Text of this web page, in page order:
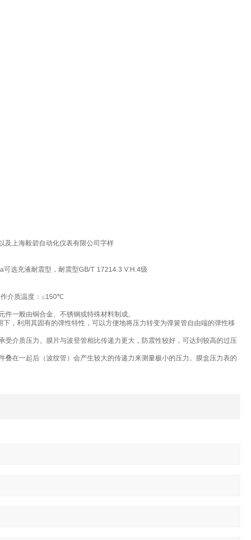
及上海毅碧自动化仪表有限公司字样
可选充液耐震型，耐震型GB/T 17214.3 V.H.4级
作介质温度：≤150℃
一般由铜合金、不锈钢或特殊材料制成。
，利用其固有的弹性特性，可以方便地将压力转变为弹簧管自由端的弹性移
介质压力。膜片与波登管相比传递力更大，防震性较好，可达到较高的过压
在一起后（波纹管）会产生较大的传递力来测量极小的压力。膜盒压力表的